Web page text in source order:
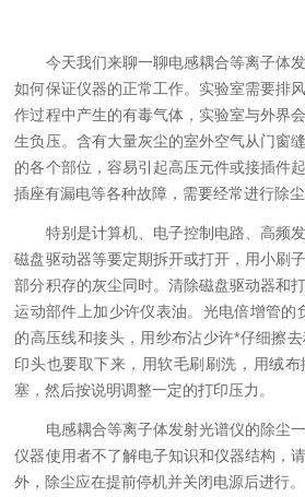
今天我们来聊一聊电感耦合等离子体发
如何保证仪器的正常工作。实验室需要排
作过程中产生的有毒气体，实验室与外界
生负压。含有大量灰尘的室外空气从门窗
的各个部位，容易引起高压元件或接插件
插座有漏电等各种故障，需要经常进行除尘
特别是计算机、电子控制电路、高频发
磁盘驱动器等要定期拆开或打开，用小刷
部分积存的灰尘同时。清除磁盘驱动器和
运动部件上加少许仪表油。光电倍增管的
的高压线和接头，用纱布沾少许*仔细擦
印头也要取下来，用软毛刷刷洗，用绒
塞，然后按说明调整一定的打印压力。
电感耦合等离子体发射光谱仪的除尘一
仪器使用者不了解电子知识和仪器结构，
外，除尘应在提前停机并关闭电源后进行。